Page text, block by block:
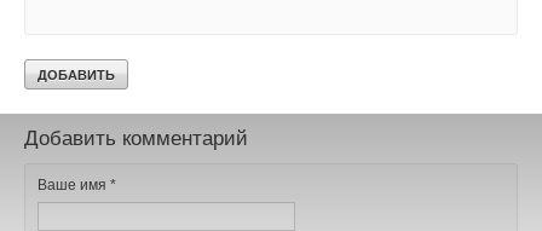
В этой теме еще нет комментариев
Добавить комментарий
Ваше имя *